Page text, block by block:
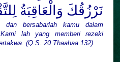
نَرْزُقُكَ وَالْعَاقِبَةُ
dan bersabarlah kamu dalam
lah yang memberi rezeki
(Q.S. 20 Thaahaa 132)